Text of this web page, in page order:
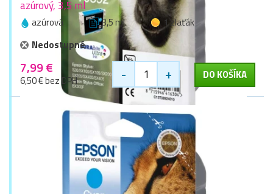
azúrový, 3,5 ml
azúrová 3,5 ml
1 zlaťák
Nedostupné
7,99 €
6,50 € bez DPH - + DO KOŠÍKA